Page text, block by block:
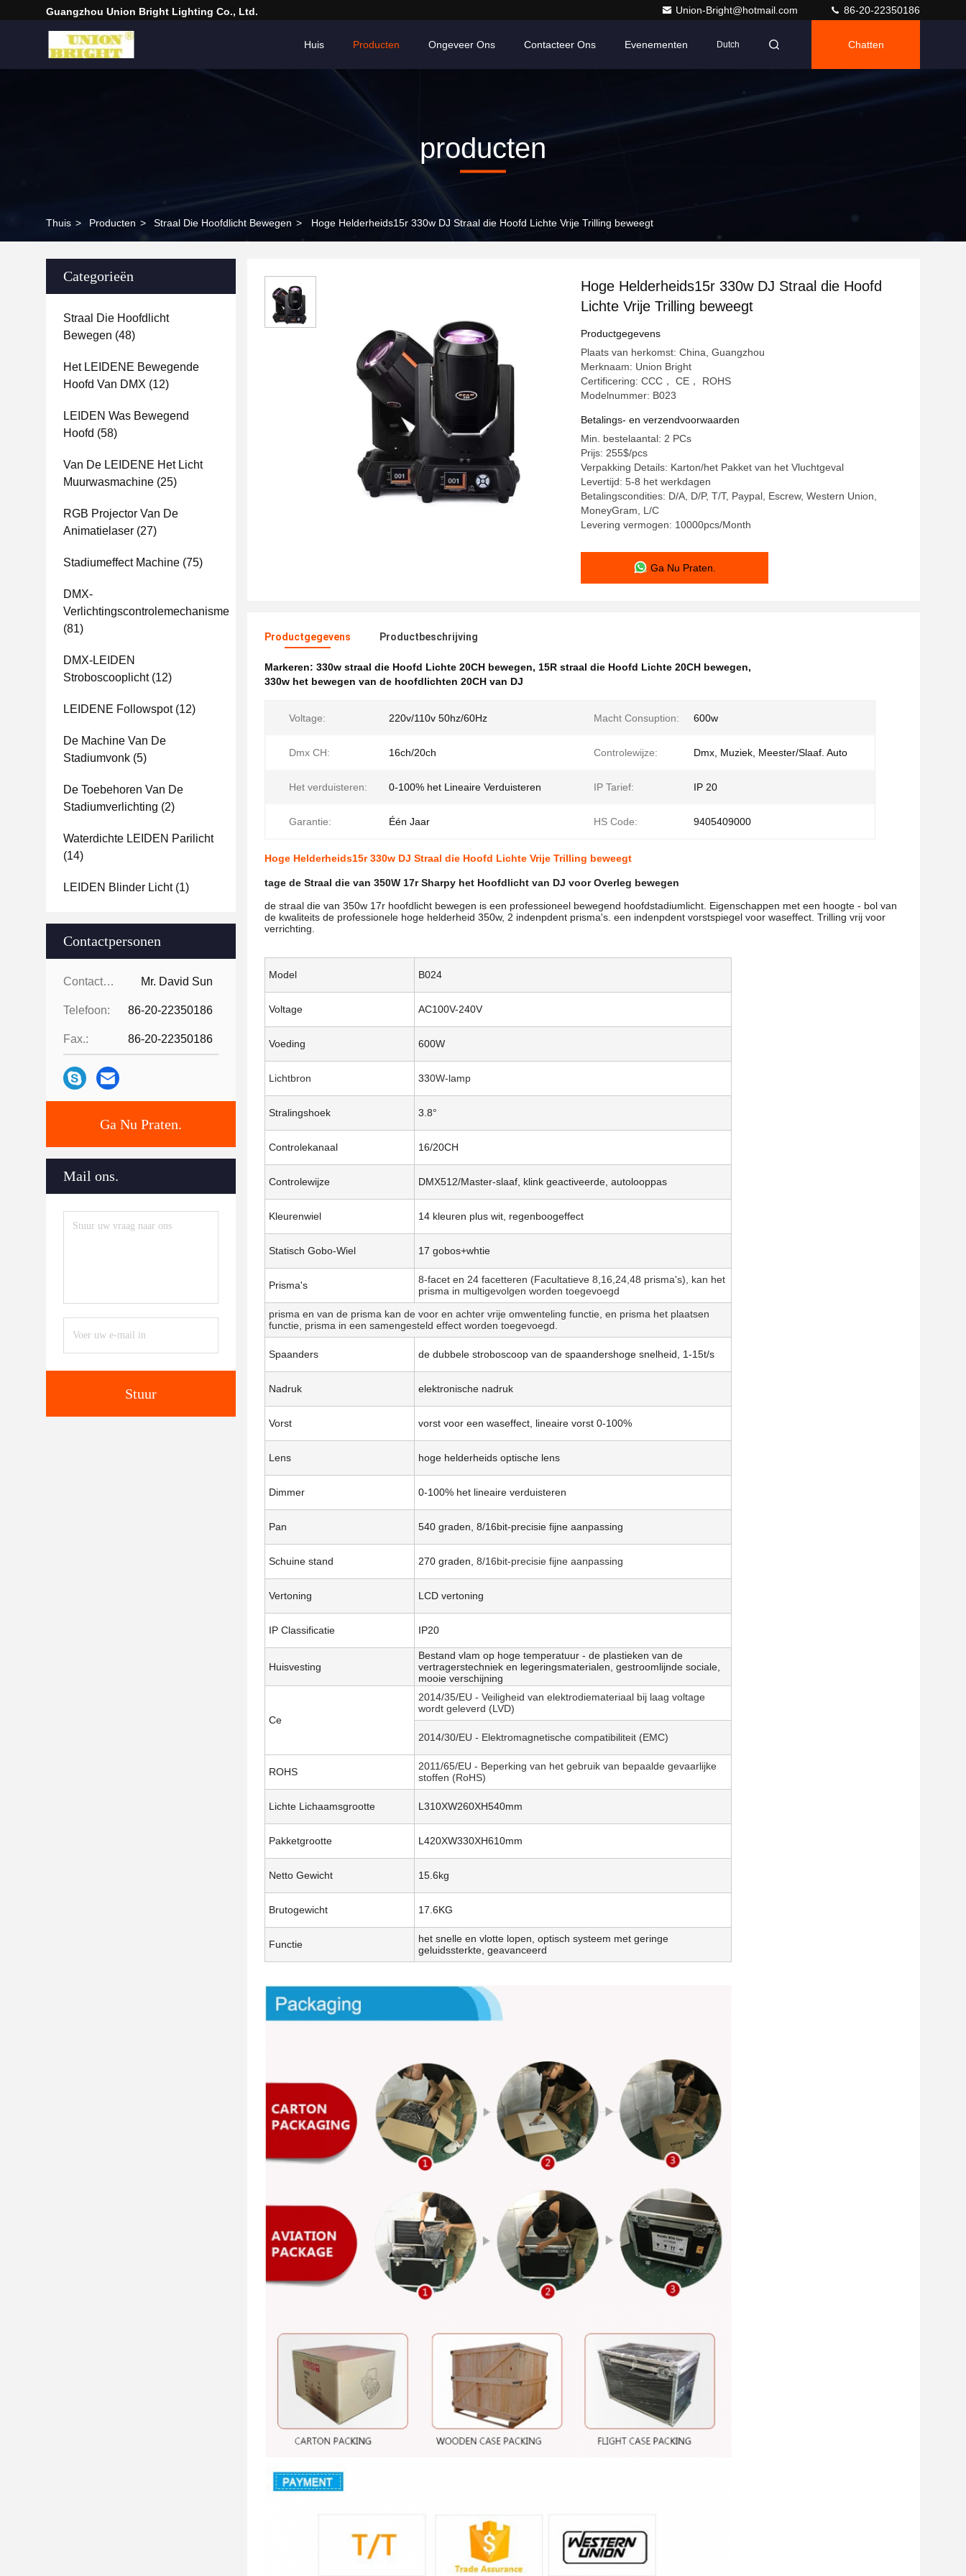
Guangzhou Union Bright Lighting Co., Ltd. Union-Bright@hotmail.com 86-20-22350186
Huis Producten Ongeveer Ons Contacteer Ons Evenementen Dutch Chatten
producten
Thuis > Producten > Straal Die Hoofdlicht Bewegen > Hoge Helderheids15r 330w DJ Straal die Hoofd Lichte Vrije Trilling beweegt
Categorieën
Straal Die Hoofdlicht
Bewegen (48)
Het LEIDENE Bewegende
Hoofd Van DMX (12)
LEIDEN Was Bewegend
Hoofd (58)
Van De LEIDENE Het Licht
Muurwasmachine (25)
RGB Projector Van De
Animatielaser (27)
Stadiumeffect Machine (75)
DMX-
Verlichtingscontrolemechanisme
(81)
DMX-LEIDEN
Stroboscooplicht(12)
LEIDENE Followspot(12)
De Machine Van De
Stadiumvonk (5)
De Toebehoren Van De
Stadiumverlichting (2)
Waterdichte LEIDEN Parilicht
(14)
LEIDEN Blinder Licht(1)
Contactpersonen
Contactpersonen: Mr. David Sun
Telefoon: 86-20-22350186
Fax.: 86-20-22350186
Ga Nu Praten.
Mail ons.
Stuur
Hoge Helderheids15r 330w DJ Straal die Hoofd
Lichte Vrije Trilling beweegt
Productgegevens
Plaats van herkomst: China, Guangzhou
Merknaam: Union Bright
Certificering: CCC， CE， ROHS
Modelnummer: B023
Betalings- en verzendvoorwaarden
Min. bestelaantal: 2 PCs
Prijs: 255$/pcs
Verpakking Details: Karton/het Pakket van het Vluchtgeval
Levertijd: 5-8 het werkdagen
Betalingscondities: D/A, D/P, T/T, Paypal, Escrew, Western Union,
MoneyGram, L/C
Levering vermogen: 10000pcs/Month
Ga Nu Praten.
Productgegevens Productbeschrijving
Markeren: 330w straal die Hoofd Lichte 20CH bewegen, 15R straal die Hoofd Lichte 20CH bewegen,
330w het bewegen van de hoofdlichten 20CH van DJ
Voltage: 220v/110v 50hz/60Hz Macht Consuption: 600w
Dmx CH: 16ch/20ch Controlewijze: Dmx, Muziek, Meester/Slaaf. Auto
Het verduisteren: 0-100% het Lineaire Verduisteren IP Tarief: IP 20
Garantie: Één Jaar HS Code: 9405409000
Hoge Helderheids15r 330w DJ Straal die Hoofd Lichte Vrije Trilling beweegt
tage de Straal die van 350W 17r Sharpy het Hoofdlicht van DJ voor Overleg bewegen
de straal die van 350w 17r hoofdlicht bewegen is een professioneel bewegend hoofdstadiumlicht. Eigenschappen met een hoogte - bol van
de kwaliteits de professionele hoge helderheid 350w, 2 indenpdent prisma's. een indenpdent vorstspiegel voor waseffect. Trilling vrij voor
verrichting.
Model B024
Voltage AC100V-240V
Voeding 600W
Lichtbron 330W-lamp
Stralingshoek 3.8°
Controlekanaal 16/20CH
Controlewijze DMX512/Master-slaaf, klink geactiveerde, autolooppas
Kleurenwiel 14 kleuren plus wit, regenboogeffect
Statisch Gobo-Wiel 17 gobos+whtie
Prisma's
8-facet en 24 facetteren (Facultatieve 8,16,24,48 prisma's), kan het
prisma in multigevolgen worden toegevoegd
prisma en van de prisma kan de voor en achter vrije omwenteling functie, en prisma het plaatsen
functie, prisma in een samengesteld effect worden toegevoegd.
Spaanders de dubbele stroboscoop van de spaandershoge snelheid, 1-15t/s
Nadruk elektronische nadruk
Vorst vorst voor een waseffect, lineaire vorst 0-100%
Lens hoge helderheids optische lens
Dimmer 0-100% het lineaire verduisteren
Pan 540 graden, 8/16bit-precisie fijne aanpassing
Schuine stand 270 graden, 8/16bit-precisie fijne aanpassing
Vertoning LCD vertoning
IP Classificatie IP20
Huisvesting
Bestand vlam op hoge temperatuur - de plastieken van de
vertragerstechniek en legeringsmaterialen, gestroomlijnde sociale,
mooie verschijning
Ce
2014/35/EU - Veiligheid van elektrodiemateriaal bij laag voltage
wordt geleverd (LVD)
2014/30/EU - Elektromagnetische compatibiliteit (EMC)
ROHS
2011/65/EU - Beperking van het gebruik van bepaalde gevaarlijke
stoffen (RoHS)
Lichte Lichaamsgrootte L310XW260XH540mm
Pakketgrootte L420XW330XH610mm
Netto Gewicht 15.6kg
Brutogewicht 17.6KG
Functie
het snelle en vlotte lopen, optisch systeem met geringe
geluidssterkte, geavanceerd